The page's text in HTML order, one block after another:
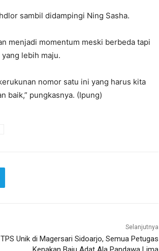
sambil didampingi Ning Sasha.
menjadi momentum meski berbeda tapi
lebih maju.
nomor satu ini yang harus kita
baik,” pungkasnya. (Ipung)
Selanjutnya
TPS Unik di Magersari Sidoarjo, Semua Petugas